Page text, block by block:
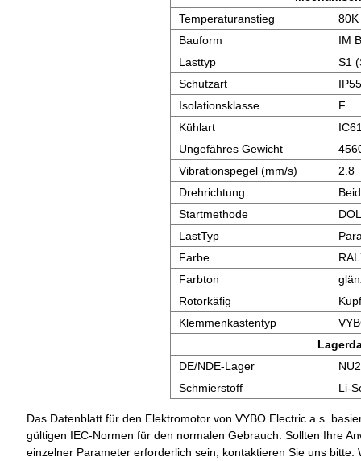
Temperaturanstieg
80K
Bauform
IM
Lasttyp
S1
Schutzart
IP55
Isolationsklasse
F
Kühlart
Ungefähres Gewicht
Vibrationspegel (mm/s)
2.8
Drehrichtung
Startmethode
LastTyp
Farbe
Farbton
Rotorkäfig
Klemmenkastentyp
DE/NDE-Lager
Schmierstoff
Li-
Das Datenblatt für den Elektromotor von VYBO Electric a.s.
gültigen IEC-Normen für den normalen Gebrauch. Sollten Ihre
einzelner Parameter erforderlich sein, kontaktieren Sie uns